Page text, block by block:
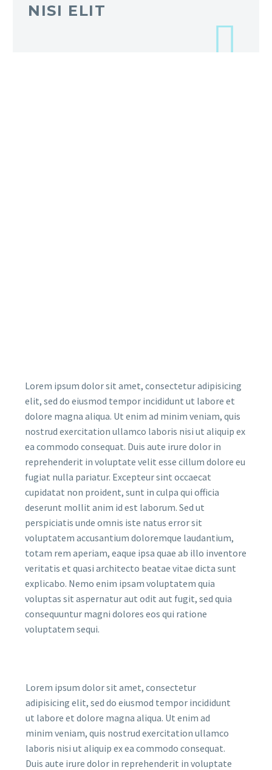
NISI ELIT
Lorem ipsum dolor sit amet, consectetur adipisicing
elit, sed do eiusmod tempor incididunt ut labore et
dolore magna aliqua. Ut enim ad minim veniam, quis
nostrud exercitation ullamco laboris nisi ut aliquip ex
ea commodo consequat. Duis aute irure dolor in
reprehenderit in voluptate velit esse cillum dolore eu
fugiat nulla pariatur. Excepteur sint occaecat
cupidatat non proident, sunt in culpa qui officia
deserunt mollit anim id est laborum. Sed ut
perspiciatis unde omnis iste natus error sit
voluptatem accusantium doloremque laudantium,
totam rem aperiam, eaque ipsa quae ab illo inventore
veritatis et quasi architecto beatae vitae dicta sunt
explicabo. Nemo enim ipsam voluptatem quia
voluptas sit aspernatur aut odit aut fugit, sed quia
consequuntur magni dolores eos qui ratione
voluptatem sequi.
Lorem ipsum dolor sit amet, consectetur
adipisicing elit, sed do eiusmod tempor incididunt
ut labore et dolore magna aliqua. Ut enim ad
minim veniam, quis nostrud exercitation ullamco
laboris nisi ut aliquip ex ea commodo consequat.
Duis aute irure dolor in reprehenderit in voluptate